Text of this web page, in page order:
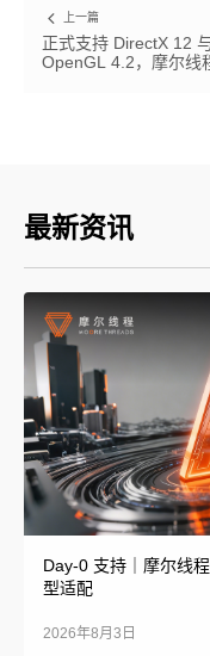
上一篇
正式支持 DirectX 12
OpenGL 4.2，摩尔线
最新资讯
Day-0 支持｜摩尔线
型适配
2026年8月3日